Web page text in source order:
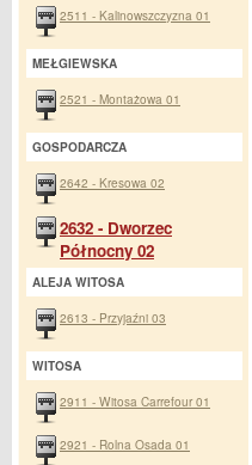
2511 - Kalinowszczyzna 01
MEŁGIEWSKA
2521 - Montażowa 01
GOSPODARCZA
2642 - Kresowa 02
2632 - Dworzec
Północny 02
ALEJA WITOSA
2613 - Przyjaźni 03
WITOSA
2911 - Witosa Carrefour 01
2921 - Rolna Osada 01